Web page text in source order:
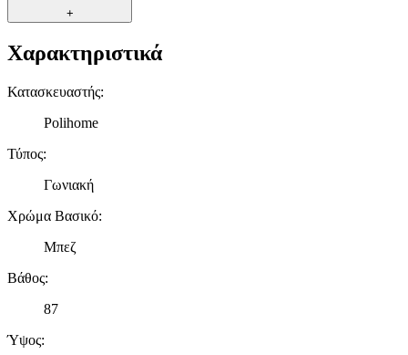
αναλύουμε την κυκλοφορία μας. Εμείς και οι 1022 συνεργάτες
μας επεξεργαζόμαστε προσωπικά σας δεδομένα, π.χ. τη
διεύθυνση IP σας, χρησιμοποιώντας τεχνολογία όπως cookies
για να αποθηκεύουμε και να έχουμε πρόσβαση σε πληροφορίες
διαφημίσεων και περιεχομένου, τις μετρήσεις σχετικά με
διαφημίσεις και περιεχόμενο, την καλύτερη εικόνα του κοινού
πληροφορίες σχετικά με την από μέρους σας χρήση της
δικτύωσης, διαφημίσεων και ανάλυσης.
+
Χαρακτηριστικά
Κατασκευαστής:
Polihome
Τύπος:
Γωνιακή
Χρώμα Βασικό:
Μπεζ
Βάθος:
87
Ύψος: